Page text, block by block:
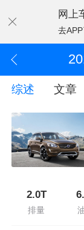
网上
去
综述 文章
2.0T
排量